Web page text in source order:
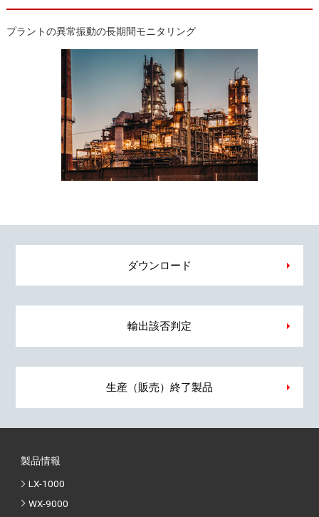
プラントの異常振動の長期間モニタリング
ダウンロード
輸出該否判定
生産（販売）終了製品
製品情報
LX-1000
WX-9000